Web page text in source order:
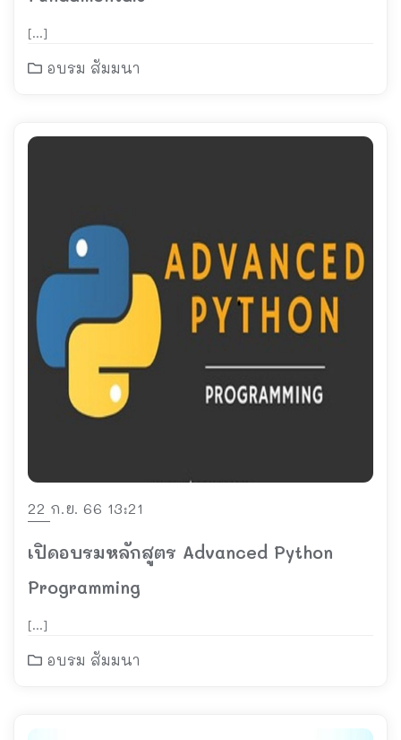
[…]
อบรม สัมมนา
22 ก.ย. 66 13:21
เปิดอบรมหลักสูตร Advanced Python
Programming
[…]
อบรม สัมมนา